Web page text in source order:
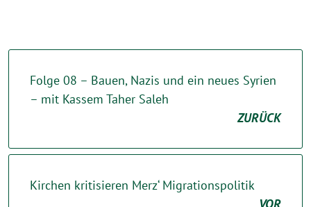
Folge 08 – Bauen, Nazis und ein neues Syrien
– mit Kassem Taher Saleh
ZURÜCK
Kirchen kritisieren Merz‘ Migrationspolitik
VOR